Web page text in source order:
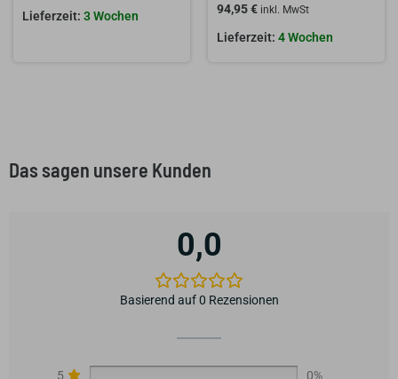
3 Wochen 94,95€ inkl. MwSt
4 Wochen
Das sagen unsere Kunden
0,0
Basierend auf 0 Rezensionen
5
0%